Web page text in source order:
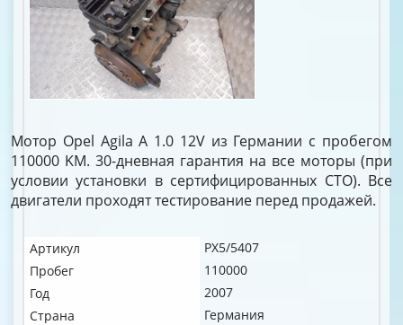
Мотор Opel Agila A 1.0 12V из Германии с пробегом
110000 KM. 30-дневная гарантия на все моторы (при
условии установки в сертифицированных СТО). Все
двигатели проходят тестирование перед продажей.
Артикул
PX5/5407
Пробег
110000
Год
2007
Страна
Германия